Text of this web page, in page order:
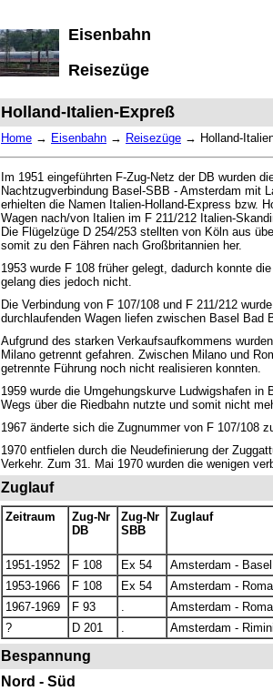
Eisenbahn
Reisezüge
Holland-Italien-Expreß
Home → Eisenbahn → Reisezüge → Holland-
Im 1951 eingeführten F-Zug-Netz der DB wurden
Nachtzugverbindung Basel-SBB - Amsterdam mit
erhielten die Namen Italien-Holland-Express bzw.
Wagen nach/von Italien im F 211/212 Italien-
Die Flügelzüge D 254/253 stellten von Köln aus
somit zu den Fähren nach Großbritannien her.
1953 wurde F 108 früher gelegt, dadurch konnte
gelang dies jedoch nicht.
Die Verbindung von F 107/108 und F 211/212
durchlaufenden Wagen liefen zwischen Basel Bad
Aufgrund des starken Verkaufsaufkommens
Milano getrennt gefahren. Zwischen Milano und
getrennte Führung noch nicht realisieren konnten.
1959 wurde die Umgehungskurve Ludwigshafen
Wegs über die Riedbahn nutzte und somit nicht
1967 änderte sich die Zugnummer von F 107/108
1970 entfielen durch die Neudefinierung der
Verkehr. Zum 31. Mai 1970 wurden die wenigen
Zuglauf
Zeitraum
Zug-Nr
DB
Zug-Nr
SBB
Zuglauf
1951-1952 F 108 Ex 54
Amsterdam -
1953-1966
F 108 Ex 54
Amsterdam - Roma
1967-1969
F 93 .
Amsterdam - Roma
?
D 201 . Amsterdam -
Bespannung
Nord - Süd